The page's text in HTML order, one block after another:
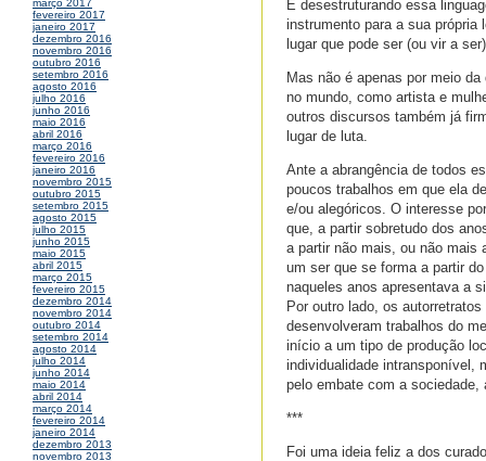
março 2017
fevereiro 2017
janeiro 2017
dezembro 2016
novembro 2016
outubro 2016
setembro 2016
agosto 2016
julho 2016
junho 2016
maio 2016
abril 2016
março 2016
fevereiro 2016
janeiro 2016
novembro 2015
outubro 2015
setembro 2015
agosto 2015
julho 2015
junho 2015
maio 2015
abril 2015
março 2015
fevereiro 2015
dezembro 2014
novembro 2014
outubro 2014
setembro 2014
agosto 2014
julho 2014
junho 2014
maio 2014
abril 2014
março 2014
fevereiro 2014
janeiro 2014
dezembro 2013
novembro 2013
É desestruturando essa
instrumento para a sua própria
lugar que pode ser (ou vir a
Mas não é apenas por meio
no mundo, como artista e
outros discursos também já
lugar de luta.
Ante a abrangência de todos
poucos trabalhos em que ela
e/ou alegóricos. O interesse
que, a partir sobretudo dos
a partir não mais, ou não mais
um ser que se forma a partir
naqueles anos apresentava a
Por outro lado, os
desenvolveram trabalhos do
início a um tipo de produção
individualidade intransponível,
pelo embate com a
***
Foi uma ideia feliz a dos